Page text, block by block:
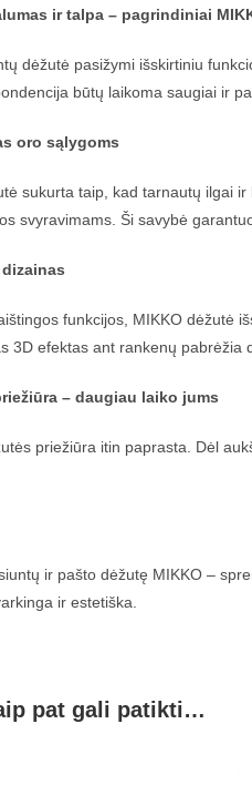
ir talpa – pagrindiniai
dėžutė pasižymi išskirtiniu
būtų laikoma saugiai ir
oro sąlygoms
sukurta taip, kad tarnautų ilgai
svyravimams. Ši savybė
funkcijos, MIKKO dėžutė
3D efektas ant rankenų pabrėžia
– daugiau laiko jums
priežiūra itin paprasta. Dėl
ir pašto dėžutę MIKKO –
ir estetiška.
pat gali patikti…